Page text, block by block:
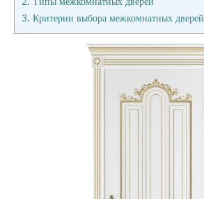
3. Критерии выбора межкомнатных дверей